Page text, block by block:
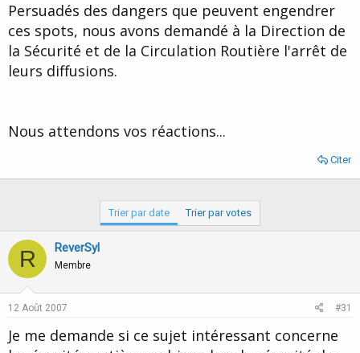
Persuadés des dangers que peuvent engendrer
ces spots, nous avons demandé à la Direction de
la Sécurité et de la Circulation Routière l'arrêt de
leurs diffusions.
Nous attendons vos réactions...
Citer
Trier par date Trier par votes
R ReverSyl
Membre
12 Août 2007 #31
Je me demande si ce sujet intéressant concerne